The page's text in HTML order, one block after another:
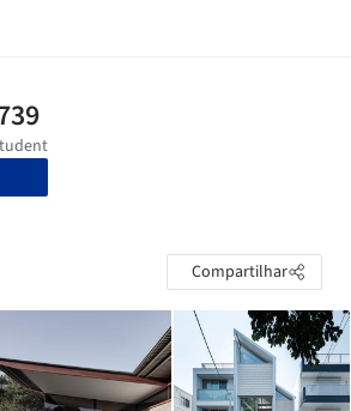
Compartilhar